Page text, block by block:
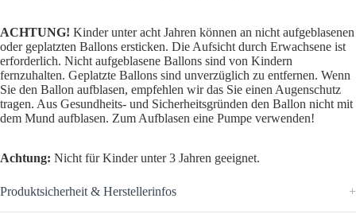
ACHTUNG! Kinder unter acht Jahren können an nicht aufgeblasenen
oder geplatzten Ballons ersticken. Die Aufsicht durch Erwachsene ist
erforderlich. Nicht aufgeblasene Ballons sind von Kindern
fernzuhalten. Geplatzte Ballons sind unverzüglich zu entfernen. Wenn
Sie den Ballon aufblasen, empfehlen wir das Sie einen Augenschutz
tragen. Aus Gesundheits- und Sicherheitsgründen den Ballon nicht mit
dem Mund aufblasen. Zum Aufblasen eine Pumpe verwenden!
Achtung: Nicht für Kinder unter 3 Jahren geeignet.
Produktsicherheit & Herstellerinfos